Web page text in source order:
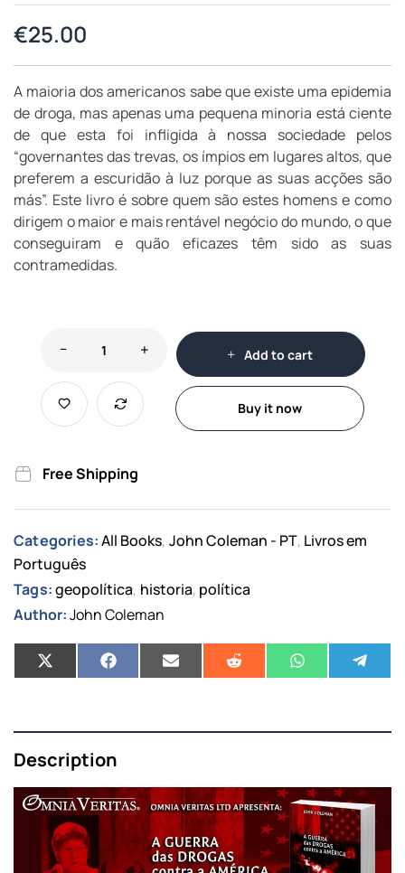
€25.00
A maioria dos americanos sabe que existe uma epidemia
de droga, mas apenas uma pequena minoria está ciente
de que esta foi infligida à nossa sociedade pelos
“governantes das trevas, os ímpios em lugares altos, que
preferem a escuridão à luz porque as suas acções são
más”. Este livro é sobre quem são estes homens e como
dirigem o maior e mais rentável negócio do mundo, o que
conseguiram e quão eficazes têm sido as suas
contramedidas.
Add to cart
Buy it now
Free Shipping
Categories: All Books, John Coleman - PT, Livros em
Português
Tags:geopolítica, historia, política
Author:John Coleman
Description